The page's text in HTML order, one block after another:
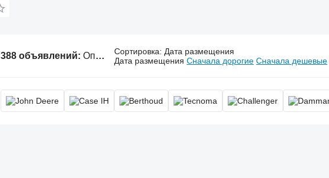
388 объявлений: Опрыскиватели самоходные Сортировка: Дата размещения
Дата размещения Сначала дорогие Сначала дешевые